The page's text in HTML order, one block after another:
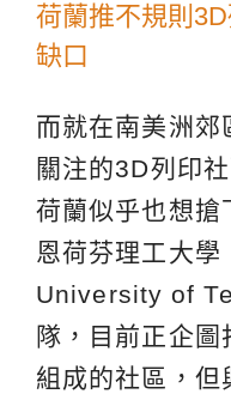
荷蘭推不規則
缺口
而就在南美洲
關注的3D列印
荷蘭似乎也想搶
恩荷芬理工大
University of
隊，目前正企
組成的社區，